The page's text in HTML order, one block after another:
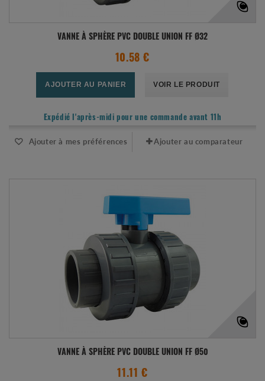
VANNE À SPHÈRE PVC DOUBLE UNION FF Ø32
10.58 €
AJOUTER AU PANIER VOIR LE PRODUIT
Expédié l'après-midi pour une commande avant 11h
Ajouter à mes préférences Ajouter au comparateur
VANNE À SPHÈRE PVC DOUBLE UNION FF Ø50
11.11 €